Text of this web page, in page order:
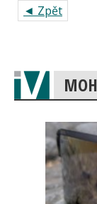
◄ Zpět